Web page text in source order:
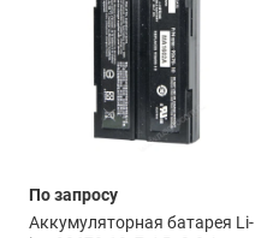
По запросу
Аккумуляторная батарея Li-